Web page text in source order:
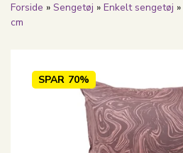
Forside » Sengetøj » Enkelt sengetøj »
cm
SPAR 70%